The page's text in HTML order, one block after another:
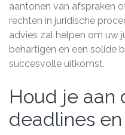
aantonen van afspraken
rechten in juridische
advies zal helpen om uw
behartigen en een solide
succesvolle uitkomst.
Houd je aan
deadlines